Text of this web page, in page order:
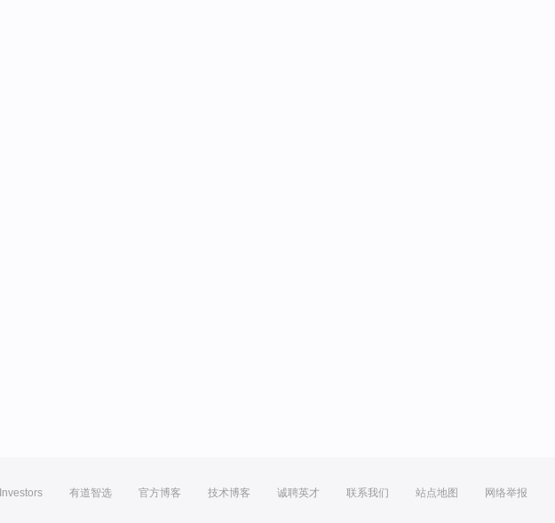
Investors 有道智选 官方博客 技术博客 诚聘英才 联系我们 站点地图 网络举报